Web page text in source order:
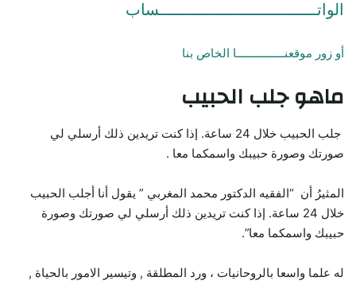
الواتـــــــــــــــــــــــــــــــــساب
أو زور موقعنـــــــــــــــا الخاص بنا
ماهو جلب الحبيب
جلب الحبيب خلال 24 ساعة. إذا كنت تريدين ذلك أرسلي لي
صورتك وصورة حبيبك واسمكما معا .
المثيرُ أن “الفقيه الدكتور محمد المغربي ” يقول أنا أجلب الحبيب
خلال 24 ساعة. إذا كنت تريدين ذلك أرسلي لي صورتك وصورة
حبيبك واسمكما معا”.
له علما واسعا بالروحانيات ، ورد المطلقة , وتيسير الامور بالحياة ,